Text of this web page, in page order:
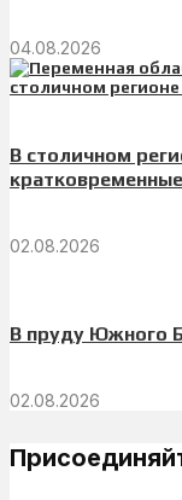
04.08.2026
В столичном
02.08.2026
В пруду Южного
02.08.2026